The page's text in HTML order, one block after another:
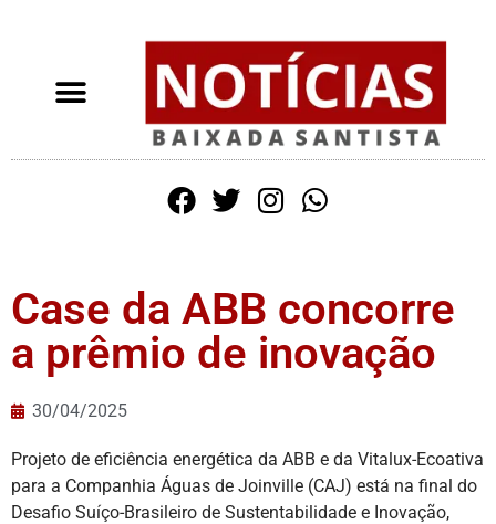
Case da ABB concorre
a prêmio de inovação
30/04/2025
Projeto de eficiência energética da ABB e da Vitalux-Ecoativa
para a Companhia Águas de Joinville (CAJ) está na final do
Desafio Suíço-Brasileiro de Sustentabilidade e Inovação,